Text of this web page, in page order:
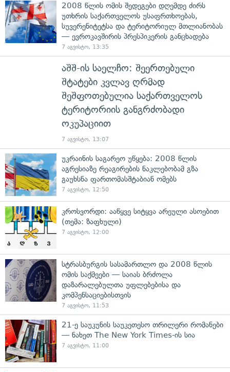
2008 წლის ომის შედეგები დღემდე ძირს
უთხრის საქართველოს უსაფრთხოებას,
სუვერენიტეტსა და ტერიტორიულ მთლიანობას
— ევროკავშირის პრესპიკერის განცხადება
7 აგვისტო, 13:35
აშშ-ის საელჩო: შეერთებული
შტატები კვლავ ღრმად
შეშფოთებულია საქართველოს
ტერიტორიის განგრძობადი
ოკუპაციით
7 აგვისტო, 13:07
უკრაინის საგარეო უწყება: 2008 წლის
აგრესიაზე რეაგირების ნაკლებობამ გზა
გაუხსნა ფართომასშტაბიან ომებს
7 აგვისტო, 12:50
კროსვორდი: ააწყვე სიტყვა არეული ასოებით
(თემა: ზაფხული)
7 აგვისტო, 12:00
სტრასბურგის სასამართლო და 2008 წლის
ომის საქმეები — საიას ბრძოლა
დაზარალებულთა უფლებებისა და
კომპენსაციებისთვის
7 აგვისტო, 11:53
21-ე საუკუნის საუკეთესო თრილერი რომანები
— ნახეთ The New York Times-ის სია
7 აგვისტო, 11:00